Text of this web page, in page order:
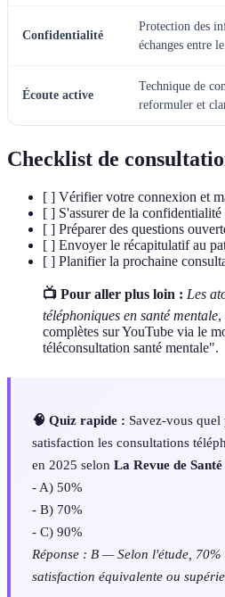
Confidentialité
Protection des
échanges entre
Écoute active
Technique de
reformuler et
Checklist de
[ ] Vérifier votre connexion et
[ ] S'assurer de la
[ ] Préparer des questions
[ ] Envoyer le récapitulatif au
[ ] Planifier la prochaine
📺 Pour aller plus loin : Les
téléphoniques en santé mentale,
complètes sur YouTube via le
téléconsultation santé mentale".
🧠 Quiz rapide : Savez-vous quel
satisfaction les consultations
en 2025 selon La Revue de
- A) 50%
- B) 70%
- C) 90%
Réponse : B — Selon l'étude, 70%
satisfaction équivalente ou